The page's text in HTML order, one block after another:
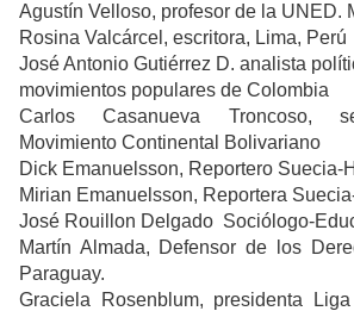
Agustín Velloso, profesor de la UNED.
Rosina Valcárcel, escritora, Lima, Perú
José Antonio Gutiérrez D. analista
movimientos populares de Colombia
Carlos Casanueva Troncoso,
Movimiento Continental Bolivariano
Dick Emanuelsson, Reportero Suecia-
Mirian Emanuelsson, Reportera
José Rouillon Delgado Sociólogo-
Martín Almada, Defensor de los
Paraguay.
Graciela Rosenblum, presidenta